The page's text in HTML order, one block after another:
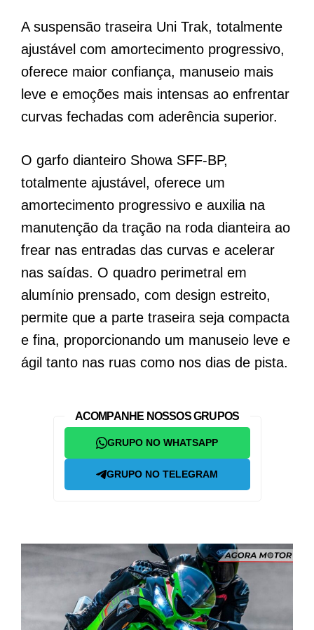
A suspensão traseira Uni Trak, totalmente
ajustável com amortecimento progressivo,
oferece maior confiança, manuseio mais
leve e emoções mais intensas ao enfrentar
curvas fechadas com aderência superior.
O garfo dianteiro Showa SFF-BP,
totalmente ajustável, oferece um
amortecimento progressivo e auxilia na
manutenção da tração na roda dianteira ao
frear nas entradas das curvas e acelerar
nas saídas. O quadro perimetral em
alumínio prensado, com design estreito,
permite que a parte traseira seja compacta
e fina, proporcionando um manuseio leve e
ágil tanto nas ruas como nos dias de pista.
ACOMPANHE NOSSOS GRUPOS
GRUPO NO WHATSAPP
GRUPO NO TELEGRAM